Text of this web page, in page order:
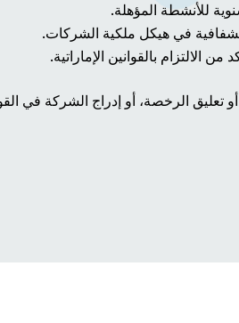
للأنشطة المؤهلة.
في هيكل ملكية الشركات.
الالتزام بالقوانين الإماراتية.
تعليق الرخصة، أو إدراج الشركة في